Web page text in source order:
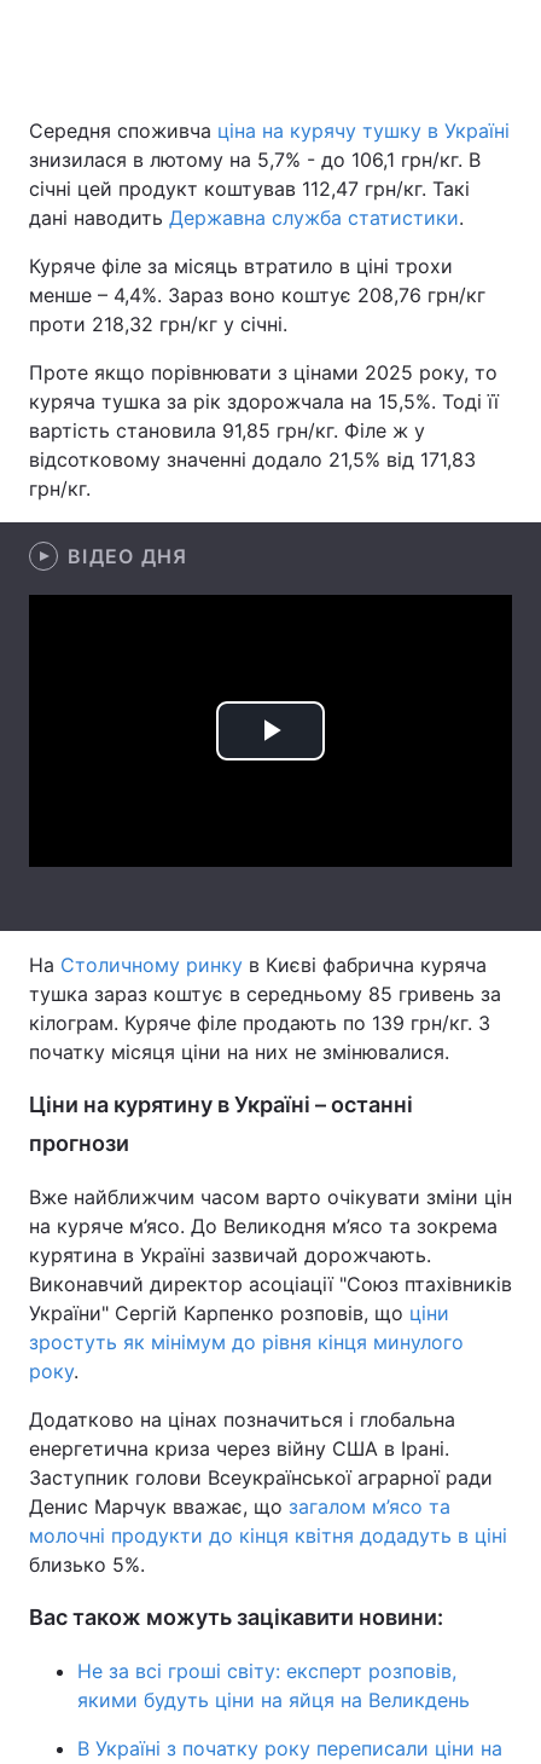
Головна Війна
Україна Політика
Спорт Наука
Зброя Інциденти
Здоров'я Туризм
Екологія
Тема оформлення
Середня споживча ціна на курячу тушку в Україні
знизилася в лютому на 5,7% - до 106,1 грн/кг. В
січні цей продукт коштував 112,47 грн/кг. Такі
дані наводить Державна служба статистики.
Куряче філе за місяць втратило в ціні трохи
менше – 4,4%. Зараз воно коштує 208,76 грн/кг
проти 218,32 грн/кг у січні.
Проте якщо порівнювати з цінами 2025 року, то
куряча тушка за рік здорожчала на 15,5%. Тоді її
вартість становила 91,85 грн/кг. Філе ж у
відсотковому значенні додало 21,5% від 171,83
грн/кг.
ВІДЕО ДНЯ
Play
На Столичному ринку в Києві фабрична куряча
тушка зараз коштує в середньому 85 гривень за
кілограм. Куряче філе продають по 139 грн/кг. З
початку місяця ціни на них не змінювалися.
Ціни на курятину в Україні – останні
прогнози
Вже найближчим часом варто очікувати зміни цін
на куряче м’ясо. До Великодня м’ясо та зокрема
курятина в Україні зазвичай дорожчають.
Виконавчий директор асоціації "Союз птахівників
України" Сергій Карпенко розповів, що ціни
зростуть як мінімум до рівня кінця минулого
року.
Додатково на цінах позначиться і глобальна
енергетична криза через війну США в Ірані.
Заступник голови Всеукраїнської аграрної ради
Денис Марчук вважає, що загалом м’ясо та
молочні продукти до кінця квітня додадуть в ціні
близько 5%.
Вас також можуть зацікавити новини:
Не за всі гроші світу: експерт розповів,
якими будуть ціни на яйця на Великдень
В Україні з початку року переписали ціни на